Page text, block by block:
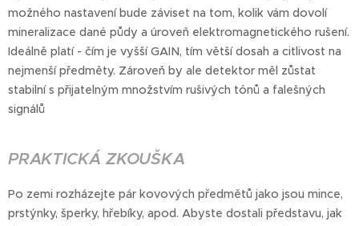
možného nastavení bude záviset na tom, kolik vám dovolí
mineralizace dané půdy a úroveň elektromagnetického rušení.
Ideálně platí - čím je vyšší GAIN, tím větší dosah a citlivost na
nejmenší předměty. Zároveň by ale detektor měl zůstat
stabilní s přijatelným množstvím rušivých tónů a falešných
signálů
PRAKTICKÁ ZKOUŠKA
Po zemi rozházejte pár kovových předmětů jako jsou mince,
prstýnky, šperky, hřebíky, apod. Abyste dostali představu, jak